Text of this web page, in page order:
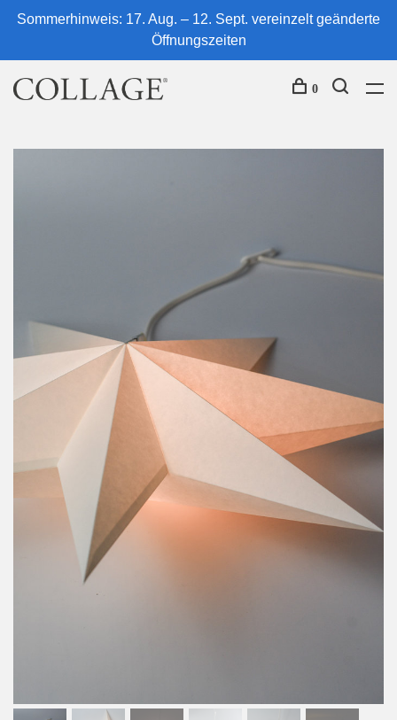
Sommerhinweis: 17. Aug. – 12. Sept. vereinzelt geänderte
Öffnungszeiten
0